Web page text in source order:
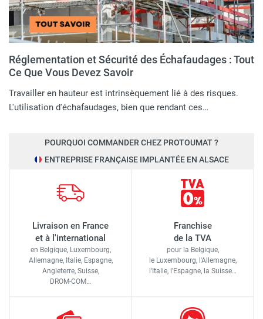
Réglementation et Sécurité des Échafaudages : Tout
Ce Que Vous Devez Savoir
Travailler en hauteur est intrinsèquement lié à des risques.
L'utilisation d'échafaudages, bien que rendant ces…
POURQUOI COMMANDER CHEZ PROTOUMAT ?
ENTREPRISE FRANÇAISE IMPLANTÉE EN ALSACE
Livraison en France
et à l'international
en Belgique, Luxembourg,
Allemagne, Italie, Espagne,
Angleterre, Suisse,
DROM-COM…
Franchise
de la TVA
pour la Belgique,
le Luxembourg, l'Allemagne,
l'Italie, l'Espagne, la Suisse…